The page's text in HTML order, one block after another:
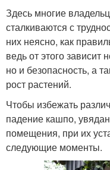
Здесь многие
сталкиваются с
них неясно, как
ведь от этого
но и безопасность, а
рост растений.
Чтобы избежать
падение кашпо,
помещения, при их
следующие моменты.